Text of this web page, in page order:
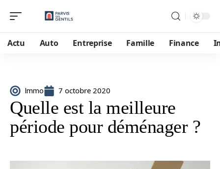
Actu Auto Entreprise Famille Finance
Immo 7 octobre 2020
Quelle est la meilleure
période pour déménager ?